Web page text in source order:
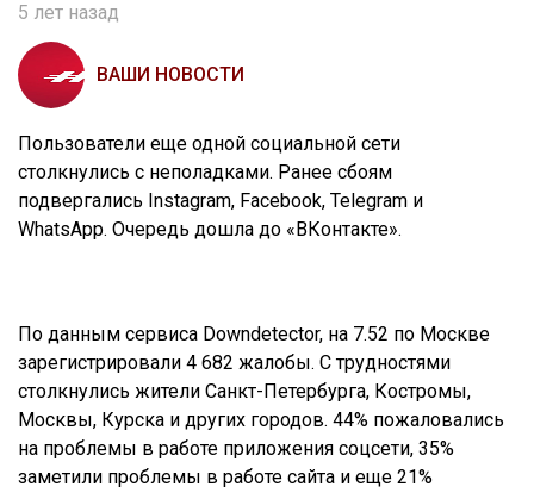
5 лет назад
ВАШИ НОВОСТИ
Пользователи еще одной социальной сети
столкнулись с неполадками. Ранее сбоям
подвергались Instagram, Facebook, Telegram и
WhatsApp. Очередь дошла до «ВКонтакте».
По данным сервиса Downdetector, на 7.52 по Москве
зарегистрировали 4 682 жалобы. С трудностями
столкнулись жители Санкт-Петербурга, Костромы,
Москвы, Курска и других городов. 44% пожаловались
на проблемы в работе приложения соцсети, 35%
заметили проблемы в работе сайта и еще 21%